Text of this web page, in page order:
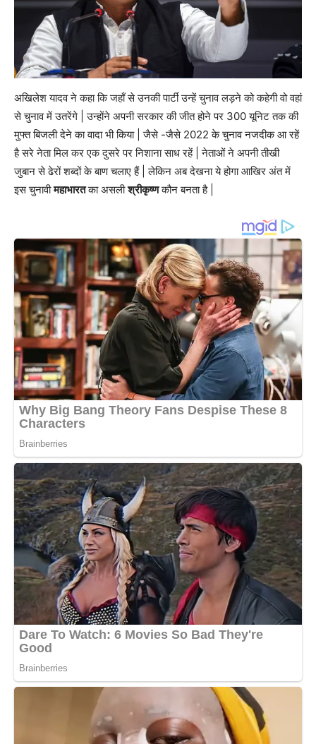
अखिलेश यादव ने कहा कि जहाँ से उनकी पार्टी उन्हें चुनाव लड़ने को कहेगी वो वहां
से चुनाव में उतरेंगे | उन्होंने अपनी सरकार की जीत होने पर 300 यूनिट तक की
मुफ्त बिजली देने का वादा भी किया | जैसे -जैसे 2022 के चुनाव नजदीक आ रहें
है सरे नेता मिल कर एक दुसरे पर निशाना साध रहें | नेताओं ने अपनी तीखी
जुबान से ढेरों शब्दों के बाण चलाए हैं | लेकिन अब देखना ये होगा आखिर अंत में
इस चुनावीमहाभारतका असलीश्रीकृष्णकौन बनता है |